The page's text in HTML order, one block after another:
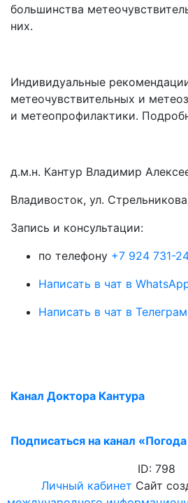
большинства
них.
Индивидуальные
метеочувствительных и
и метеопрофилактики.
д.м.н. Кантур Владимир
Владивосток, ул.
3апись и консультации:
по телефону +7 924 731-
Написать в чат в
Написать в чат в Телеграм
Канал Доктора Кантура
Подписаться на канал
ID: 798
Личный кабинет Сайт